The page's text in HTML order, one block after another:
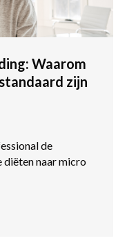
Waarom
zijn
de
naar micro